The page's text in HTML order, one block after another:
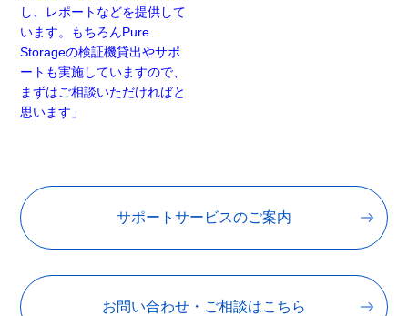
し、レポートなどを提供して
います。もちろんPure
Storageの検証機貸出やサポ
ートも実施していますので、
まずはご相談いただければと
思います」
サポートサービスのご案内
お問い合わせ・ご相談はこちら